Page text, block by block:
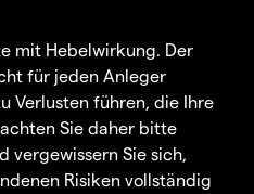
mit Hebelwirkung. Der
für jeden Anleger
Verlusten führen, die Ihre
Sie daher bitte
vergewissern Sie sich,
Risiken vollständig